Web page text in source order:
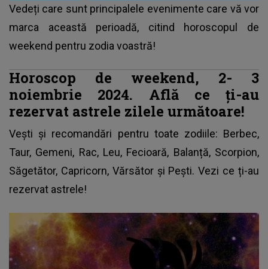
Vedeți care sunt principalele evenimente care vă vor
marca această perioadă, citind horoscopul de
weekend pentru zodia voastră!
Horoscop de weekend, 2- 3
noiembrie 2024. Află ce ți-au
rezervat astrele zilele următoare!
Vești și recomandări pentru toate zodiile: Berbec,
Taur, Gemeni, Rac, Leu, Fecioară, Balanță, Scorpion,
Săgetător, Capricorn, Vărsător și Pești. Vezi ce ți-au
rezervat astrele!